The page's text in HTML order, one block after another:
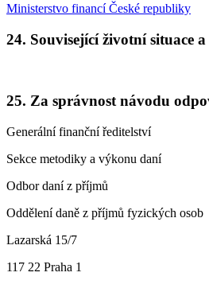
Ministerstvo financí České republiky
24. Související životní situace
25. Za správnost návodu
Generální finanční ředitelství
Sekce metodiky a výkonu daní
Odbor daní z příjmů
Oddělení daně z příjmů fyzických osob
Lazarská 15/7
117 22 Praha 1